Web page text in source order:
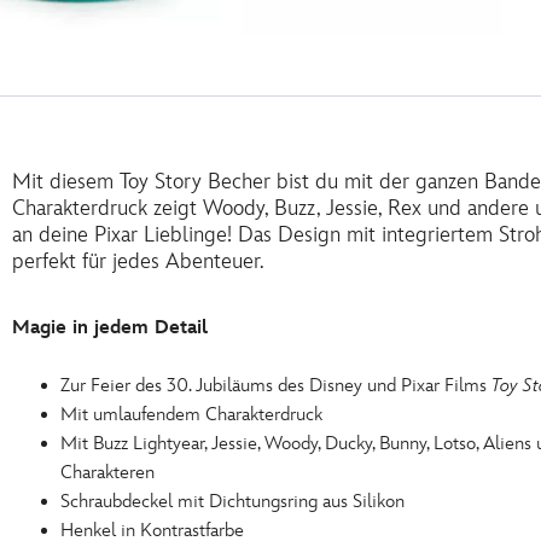
Mit diesem Toy Story Becher bist du mit der ganzen
Charakterdruck zeigt Woody, Buzz, Jessie, Rex und
an deine Pixar Lieblinge! Das Design mit integriertem
perfekt für jedes Abenteuer.
Magie in jedem Detail
Zur Feier des 30. Jubiläums des Disney und Pixar Films Toy
Mit umlaufendem Charakterdruck
Mit Buzz Lightyear, Jessie, Woody, Ducky, Bunny, Lotso, Aliens
Charakteren
Schraubdeckel mit Dichtungsring aus Silikon
Henkel in Kontrastfarbe